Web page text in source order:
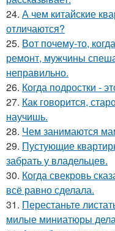
24. А чем китайские
отличаются?
25. Вот почему-то,
ремонт, мужчины
неправильно.
26. Когда подростки -
27. Как говорится,
научишь.
28. Чем занимаются
29. Пустующие
забрать у владельцев.
30. Когда свекровь
всё равно сделала.
31. Перестаньте
милые миниатюры